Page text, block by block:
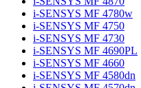
i-SENSYS MF 4780w
i-SENSYS MF 4750
i-SENSYS MF 4730
i-SENSYS MF 4690PL
i-SENSYS MF 4660
i-SENSYS MF 4580dn